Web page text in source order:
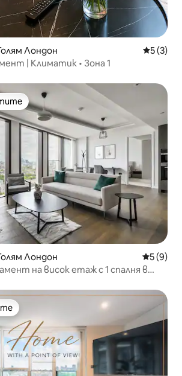
Лондон Средна
5 (3)
| Климатик • Зона 1
на гостите
Лондон Средна
5 (9)
на висок етаж с 1 спалня в